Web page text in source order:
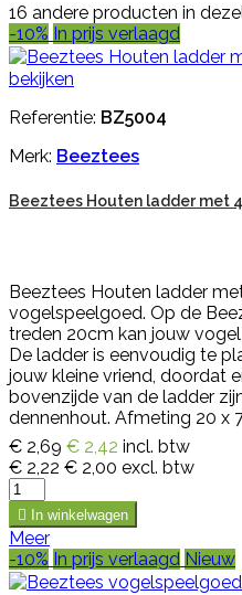
16 andere producten in
-10% In prijs verlaagd
bekijken
Referentie: BZ5004
Merk: Beeztees
Beeztees Houten ladder met
Beeztees Houten ladder
vogelspeelgoed. Op de
treden 20cm kan jouw
De ladder is eenvoudig te
jouw kleine vriend, doordat
bovenzijde van de ladder
dennenhout. Afmeting 20 x
€ 2,69 € 2,42 incl. btw
€ 2,22 € 2,00 excl. btw
 In winkelwagen
Meer
-10% In prijs verlaagd Nieuw